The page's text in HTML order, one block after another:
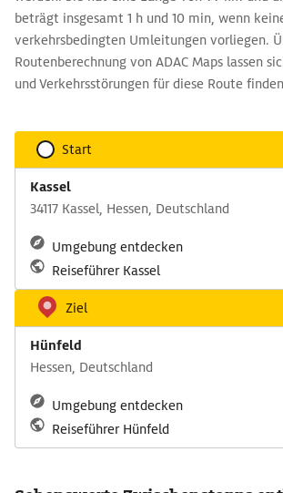
beträgt insgesamt 1 h und 10 min, wenn
verkehrsbedingten Umleitungen vorliegen.
Routenberechnung von ADAC Maps lassen
und Verkehrsstörungen für diese Route
Start
Kassel
34117 Kassel, Hessen, Deutschland
Umgebung entdecken
Reiseführer Kassel
Ziel
Hünfeld
Hessen, Deutschland
Umgebung entdecken
Reiseführer Hünfeld